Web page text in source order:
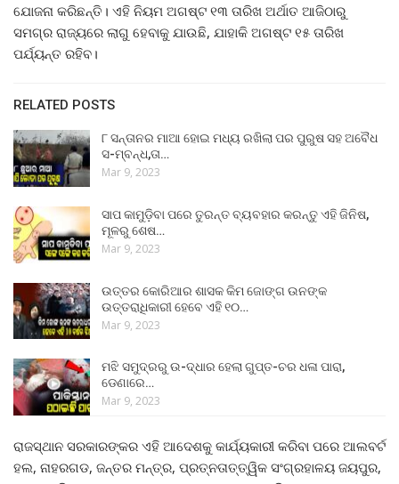
ଯୋଜନା କରିଛନ୍ତି। ଏହି ନିୟମ ଅଗଷ୍ଟ ୧୩ ତାରିଖ ଅର୍ଥାତ ଆଜିଠାରୁ
ସମଗ୍ର ରାଜ୍ୟରେ ଲାଗୁ ହେବାକୁ ଯାଉଛି, ଯାହାକି ଅଗଷ୍ଟ ୧୫ ତାରିଖ
ପର୍ଯ୍ୟନ୍ତ ରହିବ।
RELATED POSTS
୮ ସନ୍ତାନର ମାଆ ହୋଇ ମଧ୍ୟ ରଖିଲା ପର ପୁରୁଷ ସହ ଅବୈଧ
ସ-ମ୍ବନ୍ଧ,ତା…
Mar 9, 2023
ସାପ କାମୁଡ଼ିବା ପରେ ତୁରନ୍ତ ବ୍ୟବହାର କରନ୍ତୁ ଏହି ଜିନିଷ,
ମୂଳରୁ ଶେଷ…
Mar 9, 2023
ଉତ୍ତର କୋରିଆର ଶାସକ କିମ ଜୋଙ୍ଗ ଉନଙ୍କ
ଉତ୍ତରାଧିକାରୀ ହେବେ ଏହି ୧୦…
Mar 9, 2023
ମଝି ସମୁଦ୍ରରୁ ଉ-ଦ୍ଧାର ହେଲା ଗୁପ୍ତ-ଚର ଧଳା ପାରା,
ଡେଣାରେ…
Mar 9, 2023
ରାଜସ୍ଥାନ ସରକାରଙ୍କର ଏହି ଆଦେଶକୁ କାର୍ଯ୍ୟକାରୀ କରିବା ପରେ ଆଲବର୍ଟ
ହଲ, ନାହରଗଡ, ଜନ୍ତର ମନ୍ତ୍ର, ପ୍ରତ୍ନତାତ୍ତ୍ୱିକ ସଂଗ୍ରହାଳୟ ଜୟପୁର,